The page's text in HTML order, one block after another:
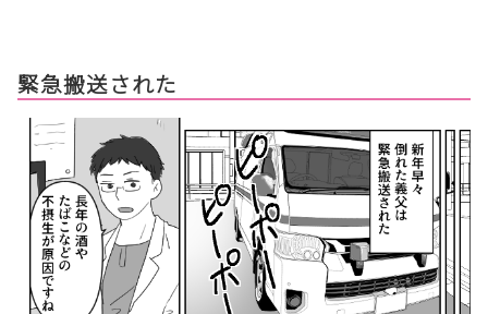
緊急搬送された